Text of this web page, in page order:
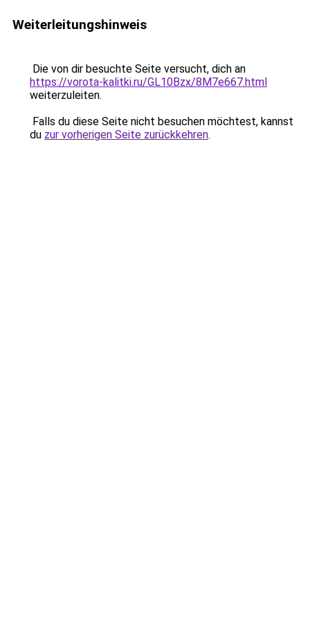
Weiterleitungshinweis
Die von dir besuchte Seite versucht, dich an
https://vorota-kalitki.ru/GL10Bzx/8M7e667.html
weiterzuleiten.
Falls du diese Seite nicht besuchen möchtest, kannst
du zur vorherigen Seite zurückkehren.